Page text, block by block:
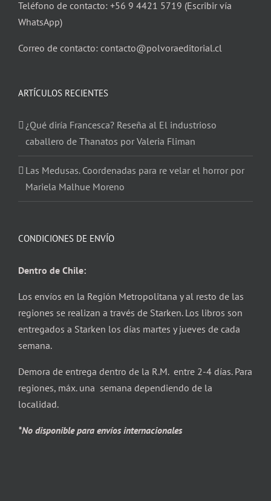
Teléfono de contacto: +56 9 4421 5719 (Escribir vía
WhatsApp)
Correo de contacto: contacto@polvoraeditorial.cl
ARTÍCULOS RECIENTES
¿Qué diría Francesca? Reseña al El industrioso
caballero de Thanatos por Valeria Fliman
Las Medusas. Coordenadas para re velar el horror por
Mariela Malhue Moreno
CONDICIONES DE ENVÍO
Dentro de Chile:
Los envíos en la Región Metropolitana y al resto de las
regiones se realizan a través de Starken. Los libros son
entregados a Starken los días martes y jueves de cada
semana.
Demora de entrega dentro de la R.M. entre 2-4 días. Para
regiones, máx. una semana dependiendo de la
localidad.
*No disponible para envíos internacionales